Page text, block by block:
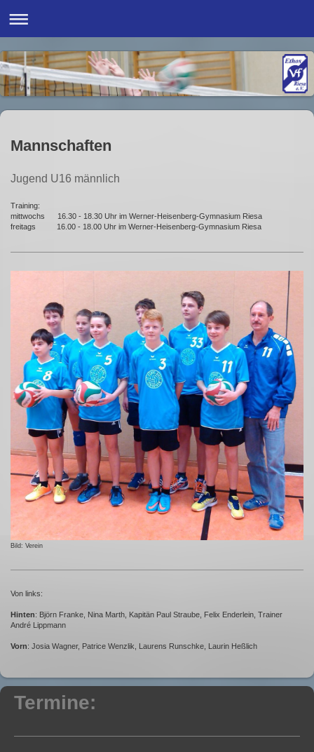
Mannschaften
Jugend U16 männlich
Training:
mittwochs 16.30 - 18.30 Uhr im Werner-Heisenberg-Gymnasium Riesa
freitags 16.00 - 18.00 Uhr im Werner-Heisenberg-Gymnasium Riesa
Bild: Verein
Von links:
Hinten: Björn Franke, Nina Marth, Kapitän Paul Straube, Felix Enderlein, Trainer
André Lippmann
Vorn: Josia Wagner, Patrice Wenzlik, Laurens Runschke, Laurin Heßlich
Termine: